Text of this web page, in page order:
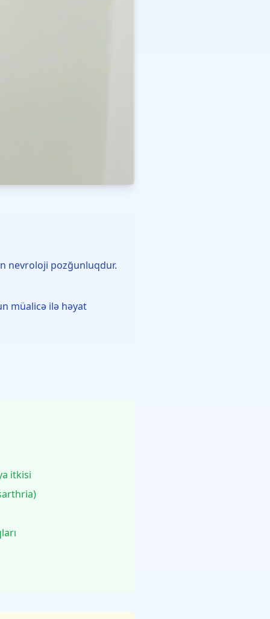
nevroloji pozğunluqdur.
müalicə ilə həyat
itkisi